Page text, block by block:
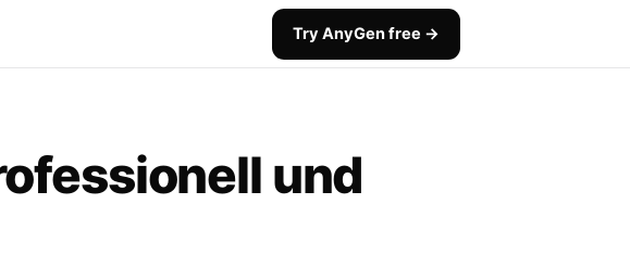
Try AnyGen free →
und